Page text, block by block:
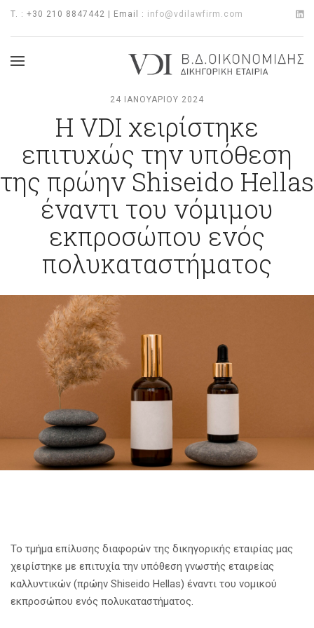
T. : +30 210 8847442 | Email : info@vdilawfirm.com
24 ΙΑΝΟΥΑΡΊΟΥ 2024
Η VDI χειρίστηκε
επιτυχώς την υπόθεση
της πρώην Shiseido Hellas
έναντι του νόμιμου
εκπροσώπου ενός
πολυκαταστήματος
Το τμήμα επίλυσης διαφορών της δικηγορικής εταιρίας μας
χειρίστηκε με επιτυχία την υπόθεση γνωστής εταιρείας
καλλυντικών (πρώην Shiseido Hellas) έναντι του νομικού
εκπροσώπου ενός πολυκαταστήματος.